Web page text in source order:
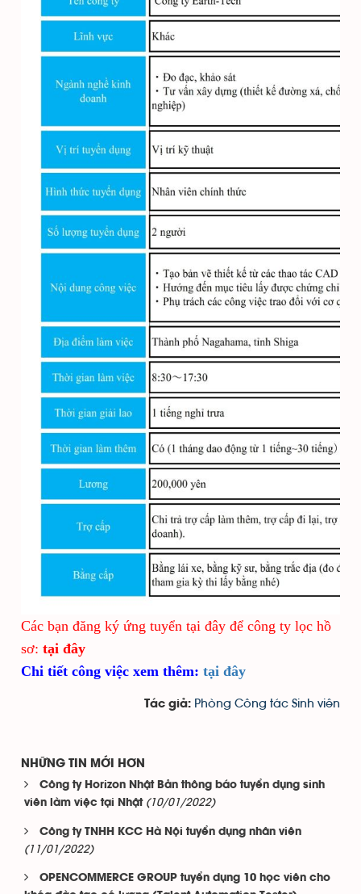
Các bạn đăng ký ứng tuyển tại đây để công ty lọc hồ
sơ: tại đây
Chi tiết công việc xem thêm: tại đây
Tác giả: Phòng Công tác Sinh viên
NHỮNG TIN MỚI HƠN
Công ty Horizon Nhật Bản thông báo tuyển dụng sinh
viên làm việc tại Nhật (10/01/2022)
Công ty TNHH KCC Hà Nội tuyển dụng nhân viên
(11/01/2022)
OPENCOMMERCE GROUP tuyển dụng 10 học viên cho